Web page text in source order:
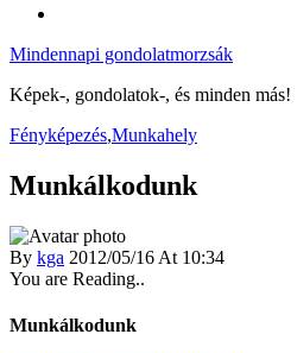
Mindennapi gondolatmorzsák
Képek-, gondolatok-, és minden más!
Fényképezés,Munkahely
Munkálkodunk
By kga 2012/05/16 At 10:34
You are Reading..
Munkálkodunk